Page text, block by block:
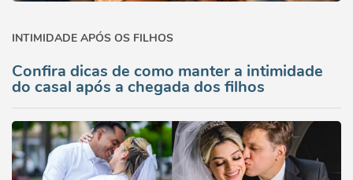
INTIMIDADE APÓS OS FILHOS
Confira dicas de como manter a intimidade
do casal após a chegada dos filhos